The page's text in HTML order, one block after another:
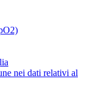
nei dati relativi al